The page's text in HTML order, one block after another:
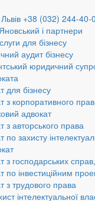
Львів +38 (032) 244-40-
і партнери
для бізнесу
аудит бізнесу
юридичний
для бізнесу
з корпоративного
адвокат
з авторського права
по захисту
з господарських
по інвестиційним
з трудового права
інтелектуальної